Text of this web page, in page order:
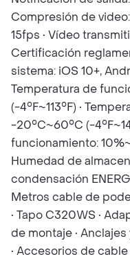
Compresión de
15fps • Vídeo
Certificación
sistema: iOS 10+,
Temperatura de
(-4°F~113°F) •
-20°C~60°C (-
funcionamiento:
Humedad de
condensación
Metros cable de
• Tapo C320WS •
de montaje •
• Accesorios de